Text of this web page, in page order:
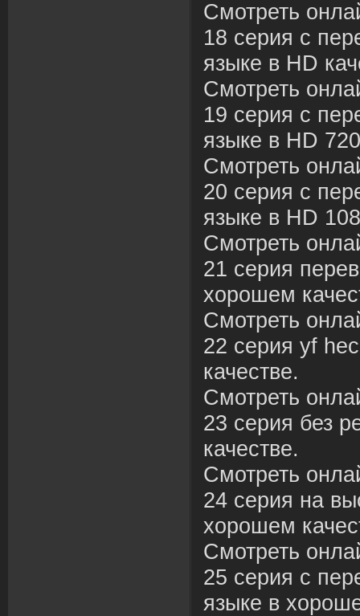
Смотреть
18 серия с
языке в HD
Смотреть
19 серия с
языке в HD
Смотреть
20 серия с
языке в HD
Смотреть
21 серия
хорошем
Смотреть
22 серия yf
качестве.
Смотреть
23 серия без
качестве.
Смотреть
24 серия на
хорошем
Смотреть
25 серия с
языке в